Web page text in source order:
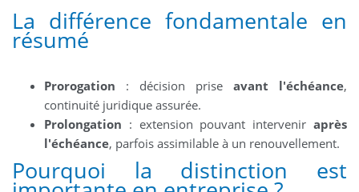
La différence fondamentale en
résumé
Prorogation : décision prise avant l'échéance,
continuité juridique assurée.
Prolongation : extension pouvant intervenir après
l'échéance, parfois assimilable à un renouvellement.
Pourquoi la distinction est